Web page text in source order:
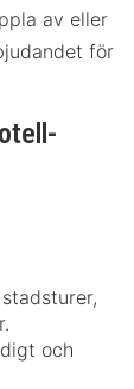
av eller
för
och